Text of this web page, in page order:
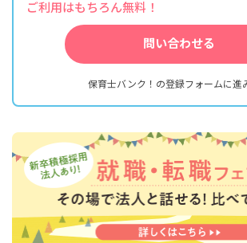
ご利用はもちろん無料！
問い合わせる
保育士バンク！の登録フォームに進